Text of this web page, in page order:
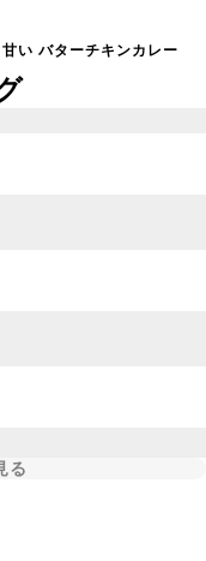
い バターチキンカレー
る